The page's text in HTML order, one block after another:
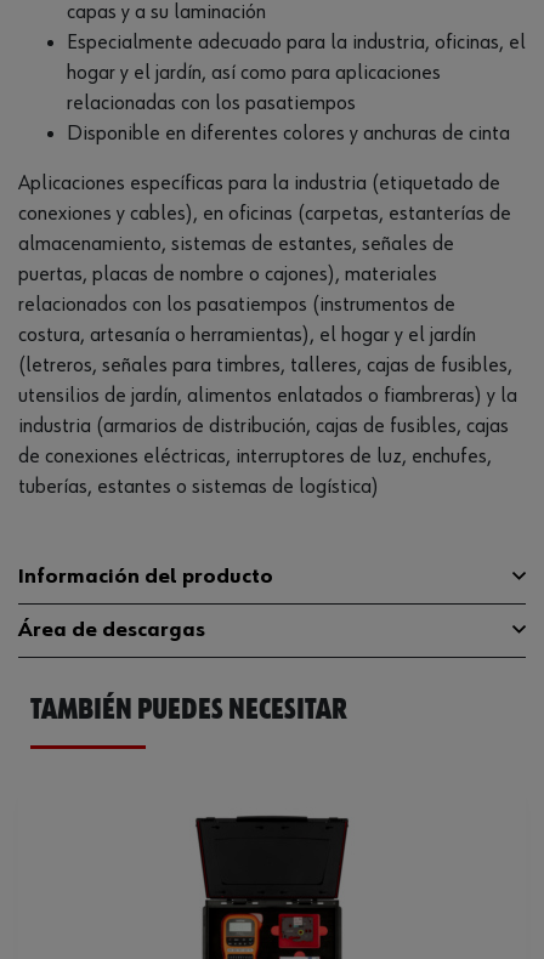
capas y a su laminación
Especialmente adecuado para la industria, oficinas, el
hogar y el jardín, así como para aplicaciones
relacionadas con los pasatiempos
Disponible en diferentes colores y anchuras de cinta
Aplicaciones específicas para la industria (etiquetado de
conexiones y cables), en oficinas (carpetas, estanterías de
almacenamiento, sistemas de estantes, señales de
puertas, placas de nombre o cajones), materiales
relacionados con los pasatiempos (instrumentos de
costura, artesanía o herramientas), el hogar y el jardín
(letreros, señales para timbres, talleres, cajas de fusibles,
utensilios de jardín, alimentos enlatados o fiambreras) y la
industria (armarios de distribución, cajas de fusibles, cajas
de conexiones eléctricas, interruptores de luz, enchufes,
tuberías, estantes o sistemas de logística)
Información del producto
Color de la cinta Transparente
Color de la fuente Negro
Peso del producto (por artículo) 36.000 g
Área de descargas
Catálogo General 0696005209
TAMBIÉN PUEDES NECESITAR